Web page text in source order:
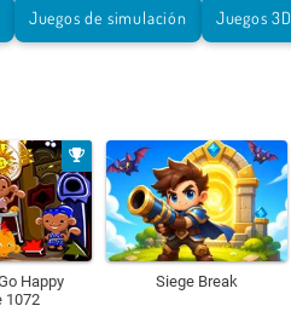
Juegos de simulación Juegos 3D
Happy
1072
Siege Break